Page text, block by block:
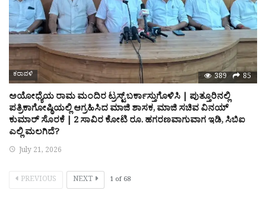
ಕರಾವಳಿ 389 85
ಅಯೋಧ್ಯೆಯ ರಾಮ ಮಂದಿರ ಟ್ರಸ್ಟ್ ಬರ್ಕಾಸ್ತುಗೊಳಿಸಿ | ಪುತ್ತೂರಿನಲ್ಲಿ
ಪತ್ರಿಕಾಗೋಷ್ಠಿಯಲ್ಲಿ ಆಗ್ರಹಿಸಿದ ಮಾಜಿ ಶಾಸಕ, ಮಾಜಿ ಸಚಿವ ವಿನಯ್
ಕುಮಾರ್ ಸೊರಕೆ | 2 ಸಾವಿರ ಕೋಟಿ ರೂ. ಹಗರಣವಾಗುವಾಗ ಇಡಿ, ಸಿಬಿಐ
ಎಲ್ಲಿ ಮಲಗಿದೆ?
July 21, 2026
PREVIOUS NEXT 1 of 68